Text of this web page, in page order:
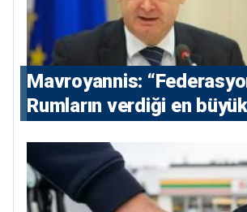
Mavroyannis:
Rumların verdiği en